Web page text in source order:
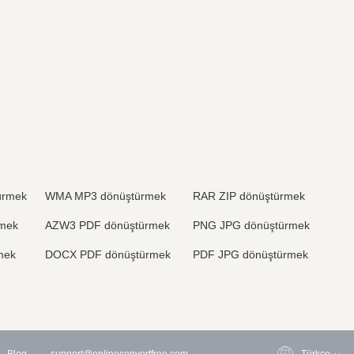
WMA MP3 dönüştürmek RAR ZIP dönüştürmek
AZW3 PDF dönüştürmek PNG JPG dönüştürmek
DOCX PDF dönüştürmek PDF JPG dönüştürmek